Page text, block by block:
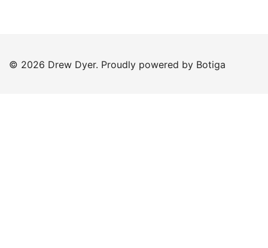
© 2026 Drew Dyer. Proudly powered by Botiga